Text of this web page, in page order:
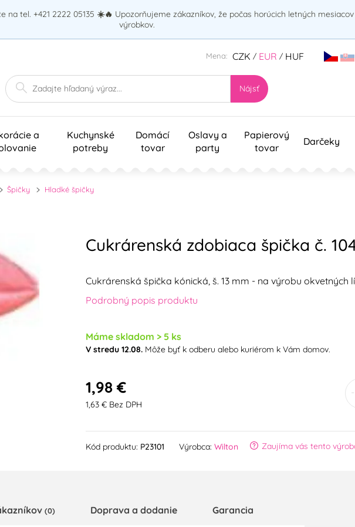
tel. +421 2222 05135 ☀️🔥 Upozorňujeme zákazníkov, že počas horúcich letných
výrobkov.
Mena: CZK / EUR / HUF
Nájsť
a
Kuchynské
potreby
Domácí
tovar
Oslavy a
party
Papierový
tovar
Darčeky
Špičky Hladké špičky
Cukrárenská zdobiaca špička č.
Cukrárenská špička kónická, š. 13 mm - na výrobu okvetných
Podrobný popis produktu
Máme skladom > 5 ks
V stredu 12.08.Môže byť k odberu alebo kuriérom k Vám domov.
1,98 €
1,63 € Bez DPH
Kód produktu: P23101 Výrobca: Wilton Zaujíma vás tento
(0) Doprava a dodanie Garancia